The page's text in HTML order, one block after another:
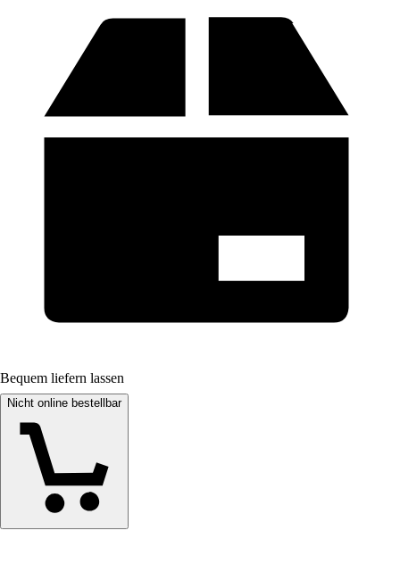
Bequem liefern lassen
Nicht online bestellbar